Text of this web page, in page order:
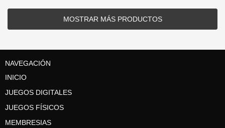
MOSTRAR MÁS PRODUCTOS
NAVEGACIÓN
INICIO
JUEGOS DIGITALES
JUEGOS FÍSICOS
MEMBRESIAS